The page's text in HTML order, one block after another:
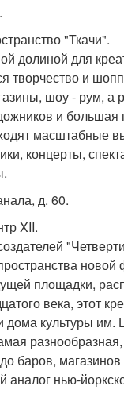
"Ткачи".
долиной для
творчество и
шоу - рум, а
и
масштабные
концерты,
д. 60.
XII.
площадки,
века, этот
дома культуры
разнообразная,
баров, магазинов
нью-